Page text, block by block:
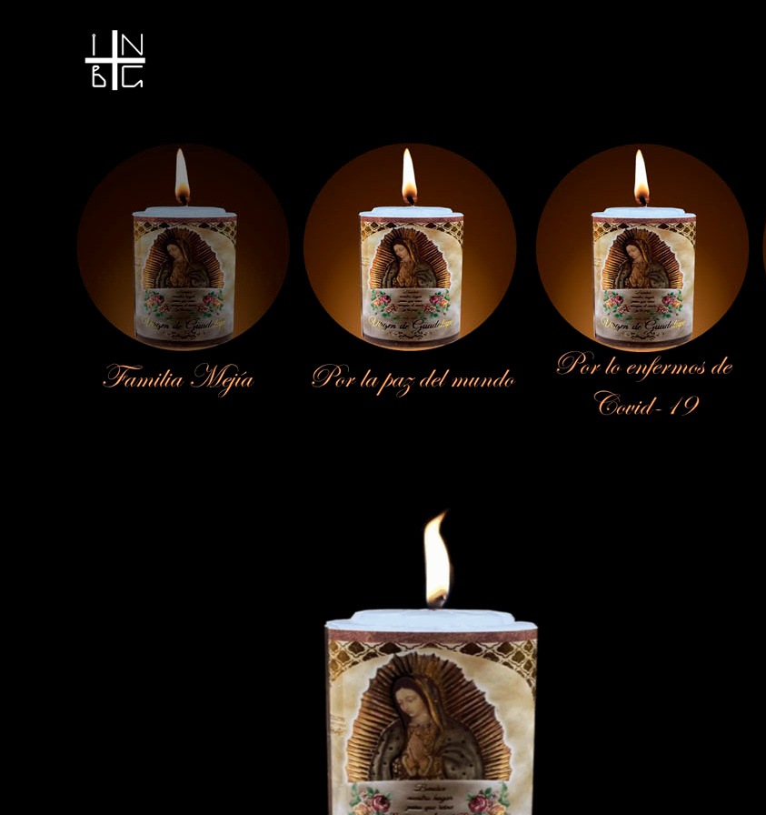
Vela encendida